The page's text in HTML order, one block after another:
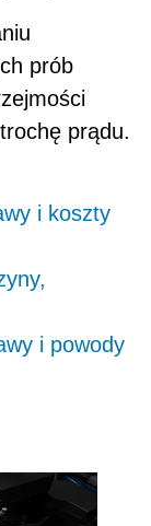
prób
prądu.
i koszty
i powody